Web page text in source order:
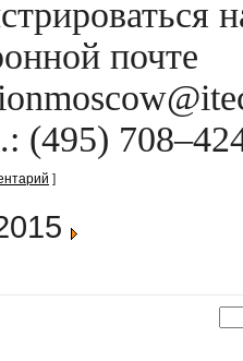
почте
(495)
]